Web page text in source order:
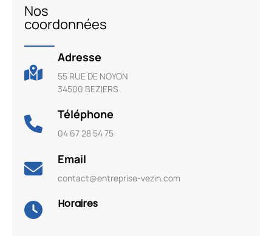
Nos
coordonnées
Adresse
55 RUE DE NOYON
34500 BEZIERS
Téléphone
04 67 28 54 75
Email
contact@entreprise-vezin.com
Horaires